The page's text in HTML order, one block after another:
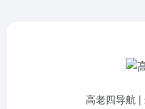
高老四导航 |